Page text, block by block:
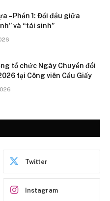
– Phần 1: Đối đầu giữa
và “tái sinh”
tổ chức Ngày Chuyển đổi
tại Công viên Cầu Giấy
Twitter
Instagram